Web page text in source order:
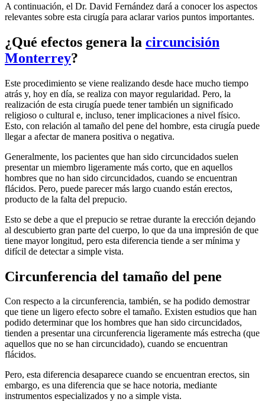
A continuación, el Dr. David Fernández dará a conocer los aspectos
relevantes sobre esta cirugía para aclarar varios puntos importantes.
¿Qué efectos genera la circuncisión
Monterrey?
Este procedimiento se viene realizando desde hace mucho tiempo
atrás y, hoy en día, se realiza con mayor regularidad. Pero, la
realización de esta cirugía puede tener también un significado
religioso o cultural e, incluso, tener implicaciones a nivel físico.
Esto, con relación al tamaño del pene del hombre, esta cirugía puede
llegar a afectar de manera positiva o negativa.
Generalmente, los pacientes que han sido circuncidados suelen
presentar un miembro ligeramente más corto, que en aquellos
hombres que no han sido circuncidados, cuando se encuentran
flácidos. Pero, puede parecer más largo cuando están erectos,
producto de la falta del prepucio.
Esto se debe a que el prepucio se retrae durante la erección dejando
al descubierto gran parte del cuerpo, lo que da una impresión de que
tiene mayor longitud, pero esta diferencia tiende a ser mínima y
difícil de detectar a simple vista.
Circunferencia del tamaño del pene
Con respecto a la circunferencia, también, se ha podido demostrar
que tiene un ligero efecto sobre el tamaño. Existen estudios que han
podido determinar que los hombres que han sido circuncidados,
tienden a presentar una circunferencia ligeramente más estrecha (que
aquellos que no se han circuncidado), cuando se encuentran
flácidos.
Pero, esta diferencia desaparece cuando se encuentran erectos, sin
embargo, es una diferencia que se hace notoria, mediante
instrumentos especializados y no a simple vista.